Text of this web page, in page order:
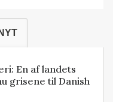
En af landets
grisene til Danish